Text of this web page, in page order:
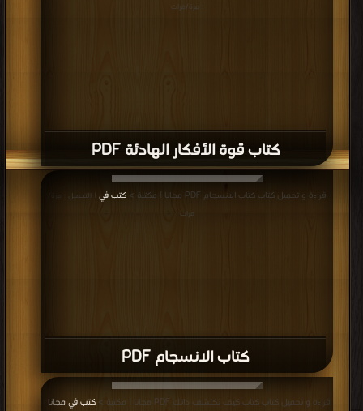
كتاب قوة الأفكار الهادئة PDF
: مرة/مرات
كتاب الانسجام PDF
قراءة و تحميل كتاب كتاب الانسجام PDF مجانا | مكتبة > كتب في | التحميل : مرة/
مرات
قراءة و تحميل كتاب كتاب كيف تكتشف ذاتك PDF مجانا | مكتبة > كتب في مجانا